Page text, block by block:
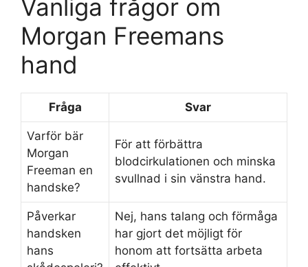
Vanliga frågor om
Morgan Freemans
hand
Fråga Svar
Varför bär
Morgan
Freeman en
handske?
För att förbättra
blodcirkulationen och minska
svullnad i sin vänstra hand.
Påverkar
handsken
hans
Nej, hans talang och förmåga
har gjort det möjligt för
honom att fortsätta arbeta